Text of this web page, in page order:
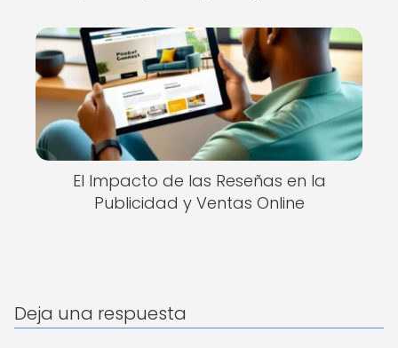
El Impacto de las Reseñas en la
Publicidad y Ventas Online
Deja una respuesta